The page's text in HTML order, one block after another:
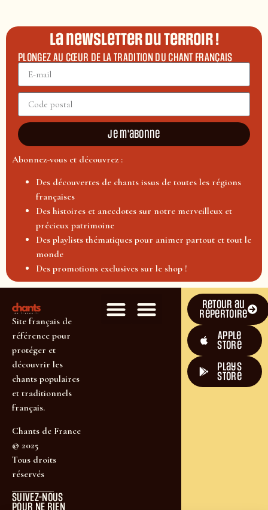
La newsletter du terroir !
PLONGEZ AU CŒUR DE LA TRADITION DU CHANT FRANÇAIS
Je m'abonne
Abonnez-vous et découvrez :
Des découvertes de chants issus de toutes les régions
françaises
Des histoires et anecdotes sur notre merveilleux et
précieux patrimoine
Des playlists thématiques pour animer partout et tout le
monde
Des promotions exclusives sur le shop !
Site français de
référence pour
protéger et
découvrir les
chants populaires
et traditionnels
français.
Chants de France
© 2025
Tous droits
réservés
SUIVEZ-NOUS
POUR NE RIEN
Retour au
répertoire
Apple
Store
plays
store